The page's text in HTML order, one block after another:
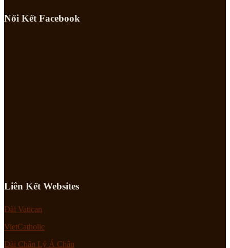
Nối Kết Facebook
Liên Kết Websites
Đài Vatican
VietCatholic
Đài Chân Lý Á Châu